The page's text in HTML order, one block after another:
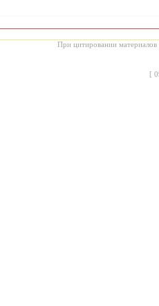
При цитировании материалов
[